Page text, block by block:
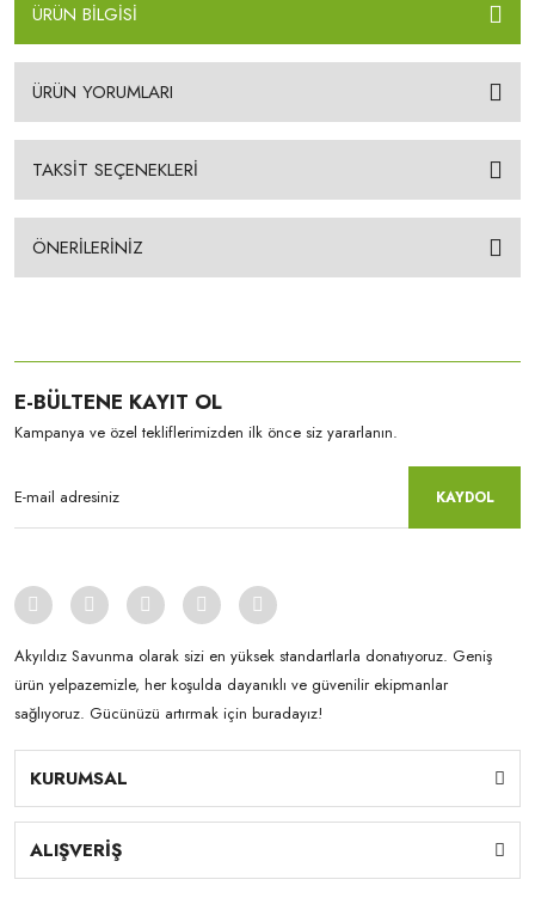
ÜRÜN BİLGİSİ
ÜRÜN YORUMLARI
TAKSİT SEÇENEKLERİ
ÖNERİLERİNİZ
E-BÜLTENE KAYIT OL
Kampanya ve özel tekliflerimizden ilk önce siz yararlanın.
KAYDOL
Akyıldız Savunma olarak sizi en yüksek standartlarla donatıyoruz. Geniş
ürün yelpazemizle, her koşulda dayanıklı ve güvenilir ekipmanlar
sağlıyoruz. Gücünüzü artırmak için buradayız!
KURUMSAL
ALIŞVERİŞ